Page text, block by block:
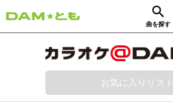
曲を探す
動画からさがす
ログイン
お気に入りリスト